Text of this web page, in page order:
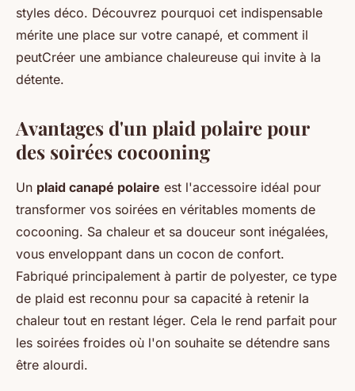
styles déco. Découvrez pourquoi cet indispensable
mérite une place sur votre canapé, et comment il
peutCréer une ambiance chaleureuse qui invite à la
détente.
Avantages d'un plaid polaire pour
des soirées cocooning
Un plaid canapé polaire est l'accessoire idéal pour
transformer vos soirées en véritables moments de
cocooning. Sa chaleur et sa douceur sont inégalées,
vous enveloppant dans un cocon de confort.
Fabriqué principalement à partir de polyester, ce type
de plaid est reconnu pour sa capacité à retenir la
chaleur tout en restant léger. Cela le rend parfait pour
les soirées froides où l'on souhaite se détendre sans
être alourdi.